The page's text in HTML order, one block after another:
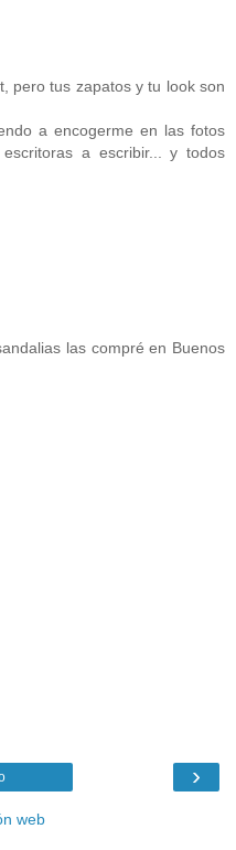
pero tus zapatos y tu look son
a encogerme en las fotos
a escribir... y todos
las compré en Buenos
›
web